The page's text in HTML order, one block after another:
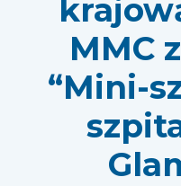
MMC
“Mini-